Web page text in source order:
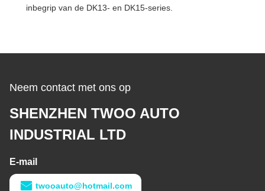
inbegrip van de DK13- en DK15-series.
Neem contact met ons op
SHENZHEN TWOO AUTO
INDUSTRIAL LTD
E-mail
twooauto@hotmail.com